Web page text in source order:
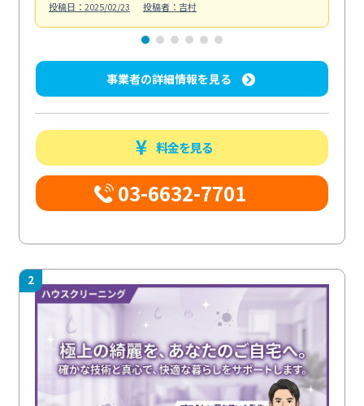
投稿日：2025/02/23
投稿者：吉村
事業者の詳細情報を見る
料金を見る
03-6632-7701
2